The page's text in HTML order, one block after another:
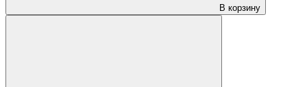
В корзину